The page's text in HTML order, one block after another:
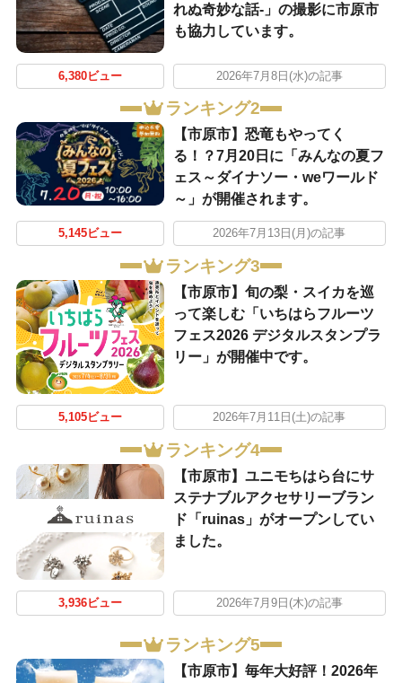
れぬ奇妙な話-」の撮影に市原市
も協力しています。
6,380ビュー 2026年7月8日(水)の記事
ランキング2
【市原市】恐竜もやってく
る！？7月20日に「みんなの夏フ
ェス～ダイナソー・weワールド
～」が開催されます。
5,145ビュー 2026年7月13日(月)の記事
ランキング3
【市原市】旬の梨・スイカを巡
って楽しむ「いちはらフルーツ
フェス2026 デジタルスタンプラ
リー」が開催中です。
5,105ビュー 2026年7月11日(土)の記事
ランキング4
【市原市】ユニモちはら台にサ
ステナブルアクセサリーブラン
ド「ruinas」がオープンしてい
ました。
3,936ビュー 2026年7月9日(木)の記事
ランキング5
【市原市】毎年大好評！2026年